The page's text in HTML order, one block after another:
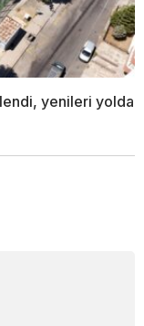
yenileri yolda